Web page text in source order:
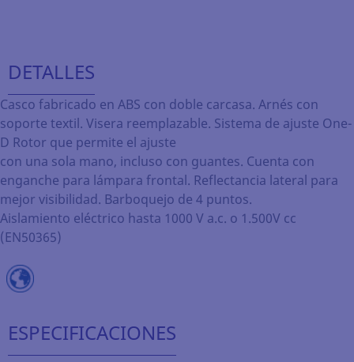
DETALLES
Casco fabricado en ABS con doble carcasa. Arnés con
soporte textil. Visera reemplazable. Sistema de ajuste One-
D Rotor que permite el ajuste
con una sola mano, incluso con guantes. Cuenta con
enganche para lámpara frontal. Reflectancia lateral para
mejor visibilidad. Barboquejo de 4 puntos.
Aislamiento eléctrico hasta 1000 V a.c. o 1.500V cc
(EN50365)
ESPECIFICACIONES